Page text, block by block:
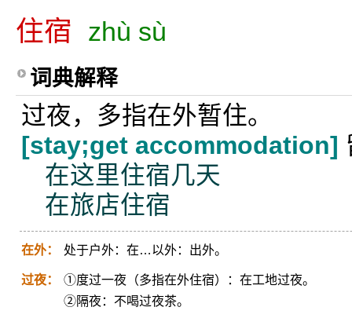
住宿 zhù sù
词典解释
过夜，多指在外暂住。
[stay;get accommodation]
在这里住宿几天
在旅店住宿
在外： 处于户外：在…以外：出外。
过夜：
①度过一夜（多指在外住宿）：在工地过夜。
②隔夜：不喝过夜茶。